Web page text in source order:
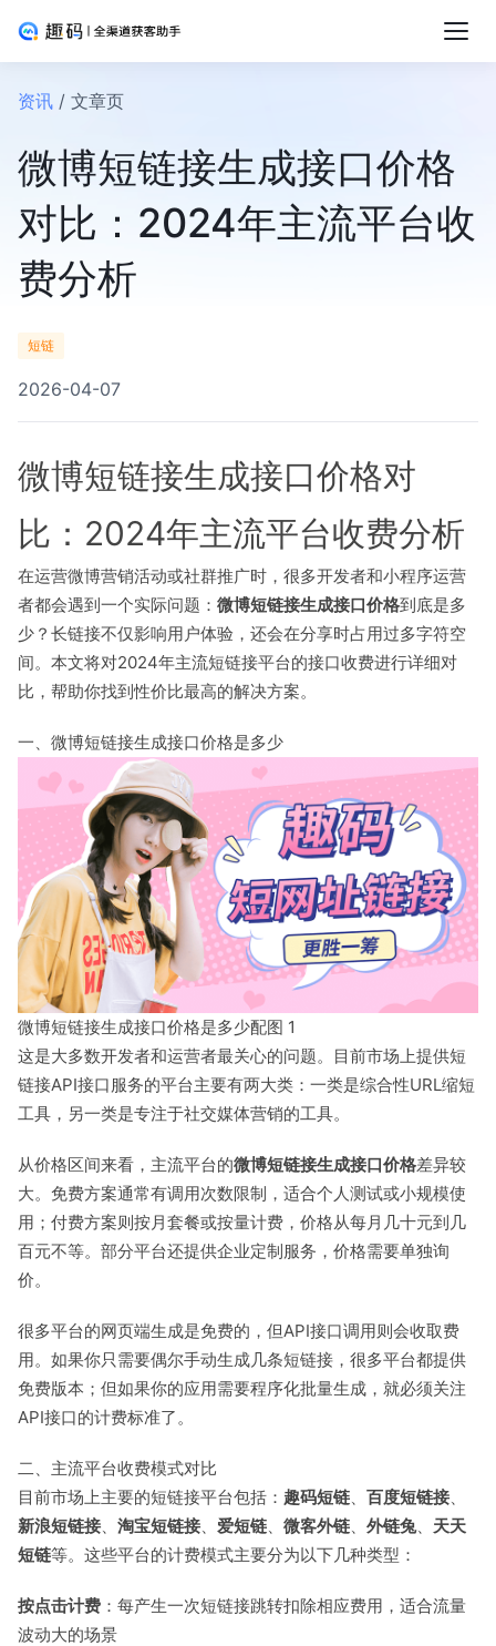
资讯 / 文章页
微博短链接生成接口价格
对比：2024年主流平台收
费分析
短链
2026-04-07
微博短链接生成接口价格对
比：2024年主流平台收费分析
在运营微博营销活动或社群推广时，很多开发者和小程序运营
者都会遇到一个实际问题： 微博短链接生成接口价格到底是多
少？长链接不仅影响用户体验，还会在分享时占用过多字符空
间。本文将对2024年主流短链接平台的接口收费进行详细对
比，帮助你找到性价比最高的解决方案。
一、微博短链接生成接口价格是多少
微博短链接生成接口价格是多少配图 1
这是大多数开发者和运营者最关心的问题。目前市场上提供短
链接API接口服务的平台主要有两大类：一类是综合性URL缩短
工具，另一类是专注于社交媒体营销的工具。
从价格区间来看，主流平台的微博短链接生成接口价格差异较
大。免费方案通常有调用次数限制，适合个人测试或小规模使
用；付费方案则按月套餐或按量计费，价格从每月几十元到几
百元不等。部分平台还提供企业定制服务，价格需要单独询
价。
很多平台的网页端生成是免费的，但API接口调用则会收取费
用。如果你只需要偶尔手动生成几条短链接，很多平台都提供
免费版本；但如果你的应用需要程序化批量生成，就必须关注
API接口的计费标准了。
二、主流平台收费模式对比
目前市场上主要的短链接平台包括： 趣码短链、 百度短链接、
新浪短链接、 淘宝短链接、 爱短链、 微客外链、 外链兔、 天天
短链等。这些平台的计费模式主要分为以下几种类型：
按点击计费 ：每产生一次短链接跳转扣除相应费用，适合流量
波动大的场景